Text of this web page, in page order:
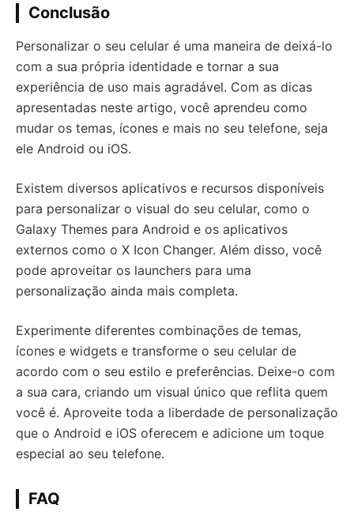
Conclusão
Personalizar o seu celular é uma maneira de deixá-lo
com a sua própria identidade e tornar a sua
experiência de uso mais agradável. Com as dicas
apresentadas neste artigo, você aprendeu como
mudar os temas, ícones e mais no seu telefone, seja
ele Android ou iOS.
Existem diversos aplicativos e recursos disponíveis
para personalizar o visual do seu celular, como o
Galaxy Themes para Android e os aplicativos
externos como o X Icon Changer. Além disso, você
pode aproveitar os launchers para uma
personalização ainda mais completa.
Experimente diferentes combinações de temas,
ícones e widgets e transforme o seu celular de
acordo com o seu estilo e preferências. Deixe-o com
a sua cara, criando um visual único que reflita quem
você é. Aproveite toda a liberdade de personalização
que o Android e iOS oferecem e adicione um toque
especial ao seu telefone.
FAQ